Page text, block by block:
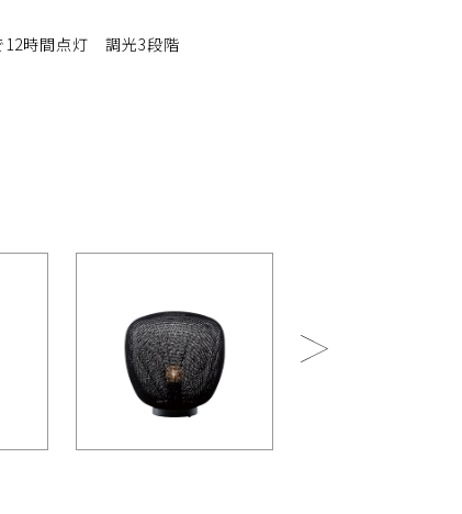
時間点灯 調光3段階